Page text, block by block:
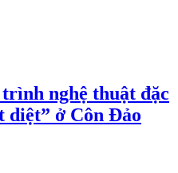
trình nghệ thuật đặc
diệt” ở Côn Đảo